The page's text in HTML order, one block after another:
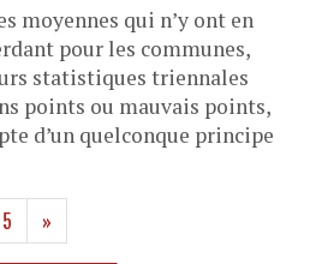
moyennes qui n’y ont en
pour les communes,
statistiques triennales
points ou mauvais points,
d’un quelconque principe
5 »